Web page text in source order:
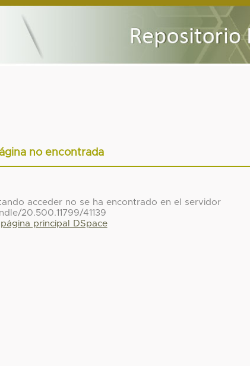
no encontrada
acceder no se ha encontrado en el servidor
20.500.11799/41139
página principal DSpace